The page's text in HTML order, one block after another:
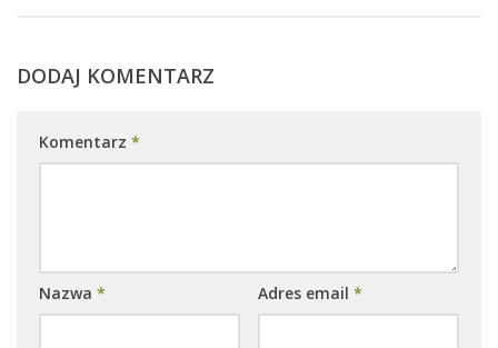
DODAJ KOMENTARZ
Komentarz *
Nazwa * Adres email *